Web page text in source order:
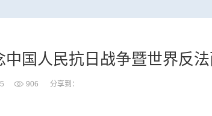
国人民抗日战争暨世界反
906 分享到：